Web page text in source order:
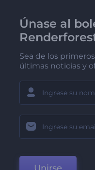
Únase al
Sea de los
últimas noticias y